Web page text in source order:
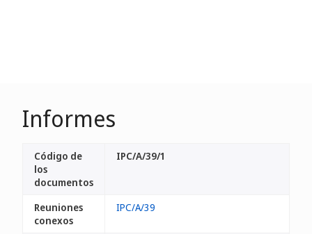
Informes
Código de
los
documentos
IPC/A/39/1
Reuniones
conexos
IPC/A/39